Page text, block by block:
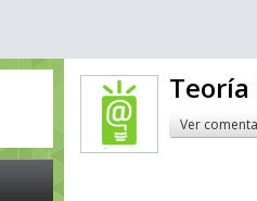
Ver